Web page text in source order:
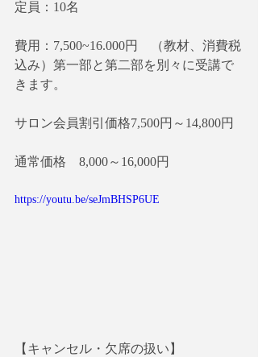
定員：10名
費用：7,500~16.000円　（教材、消費税
込み）第一部と第二部を別々に受講で
きます。
サロン会員割引価格7,500円～14,800円
通常価格　8,000～16,000円
https://youtu.be/seJmBHSP6UE
【キャンセル・欠席の扱い】